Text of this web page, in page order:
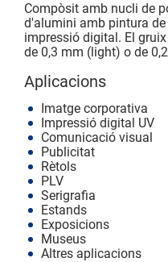
Compòsit amb nucli de
d'alumini amb pintura
impressió digital. El
de 0,3 mm (light) o de
Aplicacions
Imatge corporativa
Impressió digital UV
Comunicació visual
Publicitat
Rètols
PLV
Serigrafia
Estands
Exposicions
Museus
Altres aplicacions